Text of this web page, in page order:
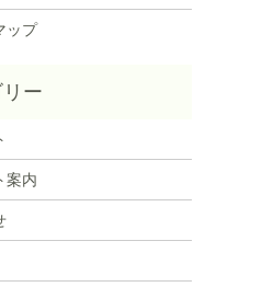
ップ
案内